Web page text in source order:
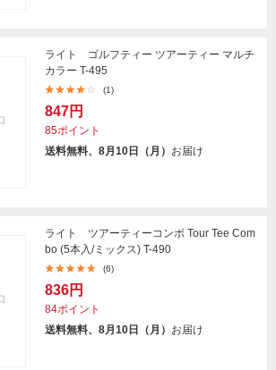
ライト ゴルフティー ツアーティー マルチ
カラー T-495
(1)
847円
85ポイント
送料無料、8月10日（月） お届け
ライト ツアーティーコンボ Tour Tee Com
bo (5本入/ミックス) T-490
(6)
836円
84ポイント
送料無料、8月10日（月） お届け